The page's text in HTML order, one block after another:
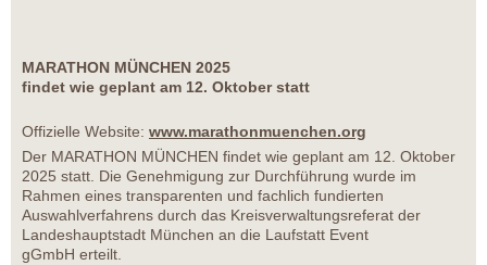
MARATHON MÜNCHEN 2025
findet wie geplant am 12. Oktober statt
Offizielle Website: www.marathonmuenchen.org
Der MARATHON MÜNCHEN findet wie geplant am 12. Oktober
2025 statt. Die Genehmigung zur Durchführung wurde im
Rahmen eines transparenten und fachlich fundierten
Auswahlverfahrens durch das Kreisverwaltungsreferat der
Landeshauptstadt München an die Laufstatt Event
gGmbH erteilt.